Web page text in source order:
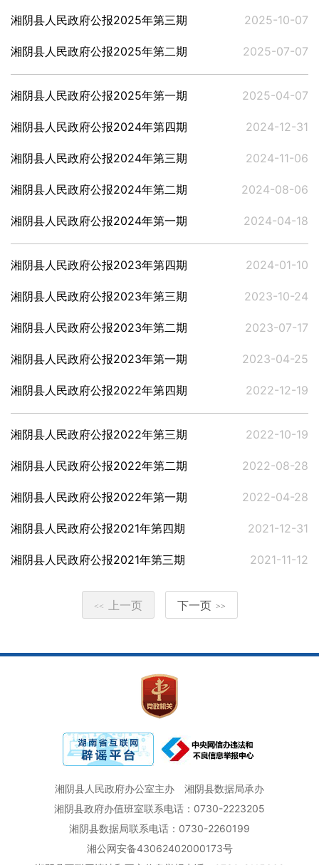
湘阴县人民政府公报2025年第三期 2025-10-07
湘阴县人民政府公报2025年第二期 2025-07-07
湘阴县人民政府公报2025年第一期 2025-04-07
湘阴县人民政府公报2024年第四期 2024-12-31
湘阴县人民政府公报2024年第三期 2024-11-06
湘阴县人民政府公报2024年第二期 2024-08-06
湘阴县人民政府公报2024年第一期 2024-04-18
湘阴县人民政府公报2023年第四期 2024-01-10
湘阴县人民政府公报2023年第三期 2023-10-24
湘阴县人民政府公报2023年第二期 2023-07-17
湘阴县人民政府公报2023年第一期 2023-04-25
湘阴县人民政府公报2022年第四期 2022-12-19
湘阴县人民政府公报2022年第三期 2022-10-19
湘阴县人民政府公报2022年第二期 2022-08-28
湘阴县人民政府公报2022年第一期 2022-04-28
湘阴县人民政府公报2021年第四期 2021-12-31
湘阴县人民政府公报2021年第三期 2021-11-12
<< 上一页 下一页 >>
湘阴县人民政府办公室主办
湘阴县数据局承办
湘阴县政府办值班室联系电话：0730-2223205
湘阴县数据局联系电话：0730-2260199
湘公网安备43062402000173号